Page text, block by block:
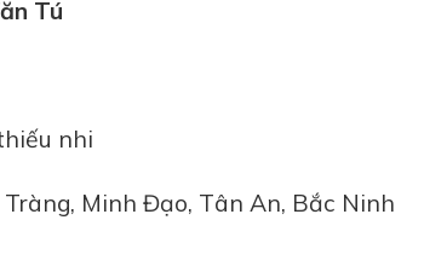
Tú
nhi
Minh Đạo, Tân An, Bắc Ninh